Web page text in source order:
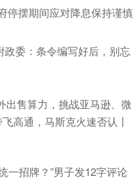
停摆期间应对降息保持谨慎
委：条令编写好后，别忘
出售算力，挑战亚马逊、微
高通，马斯克火速否认丨
一招牌？”男子发12字评论